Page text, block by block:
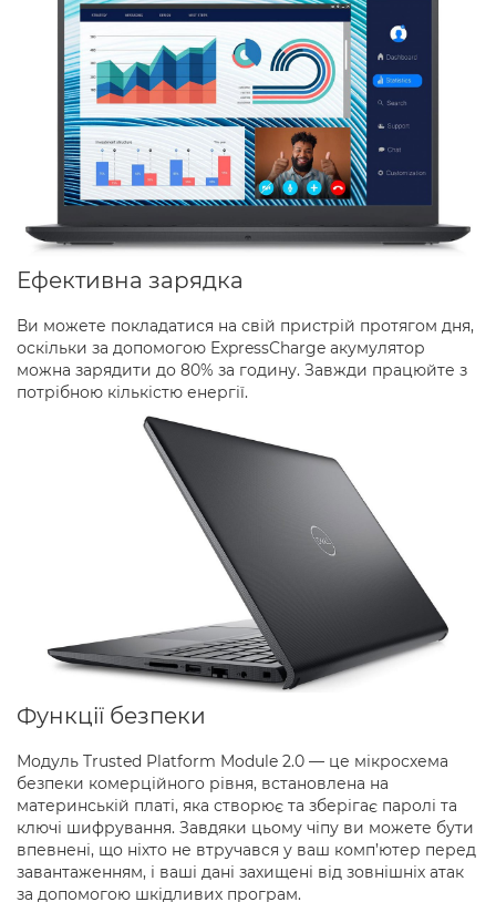
Ефективна зарядка
Ви можете покладатися на свій пристрій протягом дня,
оскільки за допомогою ExpressCharge акумулятор
можна зарядити до 80% за годину. Завжди працюйте з
потрібною кількістю енергії.
Функції безпеки
Модуль Trusted Platform Module 2.0 — це мікросхема
безпеки комерційного рівня, встановлена на
материнській платі, яка створює та зберігає паролі та
ключі шифрування. Завдяки цьому чіпу ви можете бути
впевнені, що ніхто не втручався у ваш комп’ютер перед
завантаженням, і ваші дані захищені від зовнішніх атак
за допомогою шкідливих програм.